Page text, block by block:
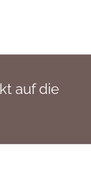
auf die